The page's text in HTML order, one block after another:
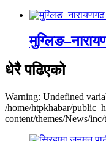
धेरै पढिएको
Warning: Undefined
/home/htpkhabar/
content/themes/News/